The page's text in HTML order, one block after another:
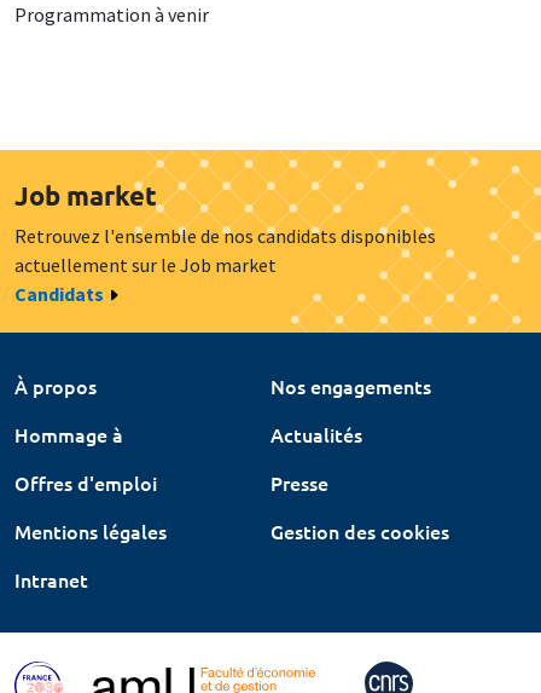
Programmation à venir
Job market
Retrouvez l'ensemble de nos candidats disponibles
actuellement sur le Job market
Candidats
À propos
Nos engagements
Hommage à
Actualités
Offres d'emploi
Presse
Mentions légales
Gestion des cookies
Intranet